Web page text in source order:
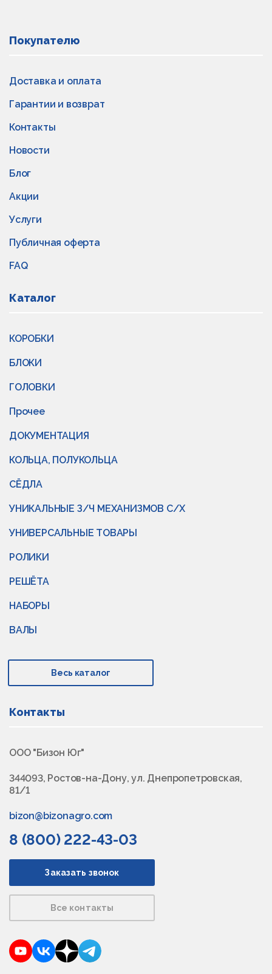
Покупателю
Доставка и оплата
Гарантии и возврат
Контакты
Новости
Блог
Акции
Услуги
Публичная оферта
FAQ
Каталог
КОРОБКИ
БЛОКИ
ГОЛОВКИ
Прочее
ДОКУМЕНТАЦИЯ
КОЛЬЦА, ПОЛУКОЛЬЦА
СЁДЛА
УНИКАЛЬНЫЕ З/Ч МЕХАНИЗМОВ С/Х
УНИВЕРСАЛЬНЫЕ ТОВАРЫ
РОЛИКИ
РЕШЁТА
НАБОРЫ
ВАЛЫ
Весь каталог
Контакты
ООО "Бизон Юг"
344093, Ростов-на-Дону, ул. Днепропетровская,
81/1
bizon@bizonagro.com
8 (800) 222-43-03
Заказать звонок
Все контакты
YouTubeVKontakte
DzenTelegram